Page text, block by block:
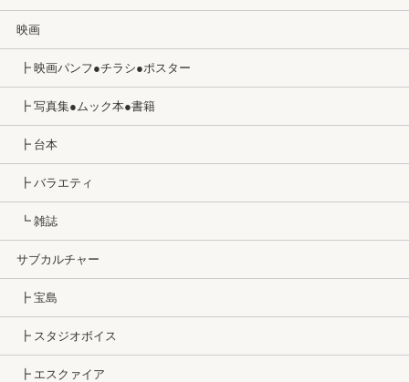
映画
┣ 映画パンフ●チラシ●ポスター
┣ 写真集●ムック本●書籍
┣ 台本
┣ バラエティ
┗ 雑誌
サブカルチャー
┣ 宝島
┣ スタジオボイス
┣ エスクァイア